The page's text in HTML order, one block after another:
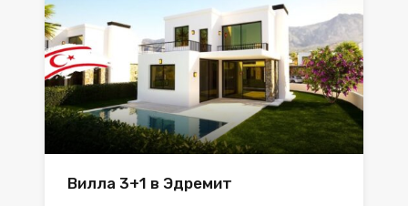
Вилла 3+1 в Эдремит